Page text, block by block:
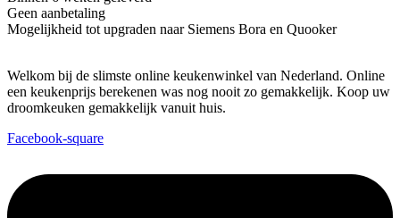
Geen aanbetaling
Mogelijkheid tot upgraden naar Siemens Bora en Quooker
Welkom bij de slimste online keukenwinkel van Nederland. Online
een keukenprijs berekenen was nog nooit zo gemakkelijk. Koop uw
droomkeuken gemakkelijk vanuit huis.
Facebook-square